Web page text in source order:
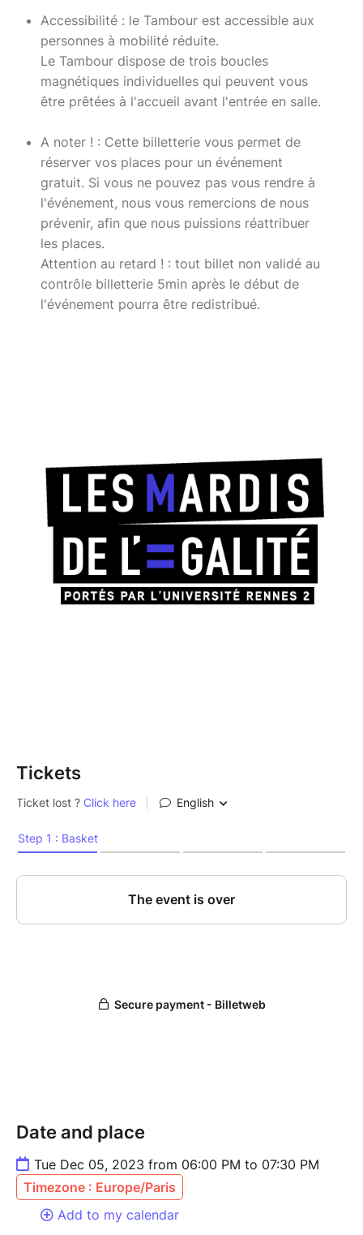
Accessibilité : le Tambour est accessible aux
personnes à mobilité réduite.
Le Tambour dispose de trois boucles
magnétiques individuelles qui peuvent vous
être prêtées à l'accueil avant l'entrée en salle.
A noter ! : Cette billetterie vous permet de
réserver vos places pour un événement
gratuit. Si vous ne pouvez pas vous rendre à
l'événement, nous vous remercions de nous
prévenir, afin que nous puissions réattribuer
les places.
Attention au retard ! : tout billet non validé au
contrôle billetterie 5min après le début de
l'événement pourra être redistribué.
Tickets
Date and place
Tue Dec 05, 2023 from 06:00 PM to 07:30 PM
Timezone : Europe/Paris
Add to my calendar